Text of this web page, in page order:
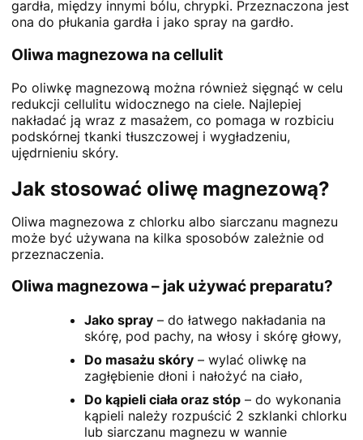
gardła, między innymi bólu, chrypki. Przeznaczona jest
ona do płukania gardła i jako spray na gardło.
Oliwa magnezowa na cellulit
Po oliwkę magnezową można również sięgnąć w celu
redukcji cellulitu widocznego na ciele. Najlepiej
nakładać ją wraz z masażem, co pomaga w rozbiciu
podskórnej tkanki tłuszczowej i wygładzeniu,
ujędrnieniu skóry.
Jak stosować oliwę magnezową?
Oliwa magnezowa z chlorku albo siarczanu magnezu
może być używana na kilka sposobów zależnie od
przeznaczenia.
Oliwa magnezowa – jak używać preparatu?
Jako spray– do łatwego nakładania na
skórę, pod pachy, na włosy i skórę głowy,
Do masażu skóry– wylać oliwkę na
zagłębienie dłoni i nałożyć na ciało,
Do kąpieli ciała oraz stóp– do wykonania
kąpieli należy rozpuścić 2 szklanki chlorku
lub siarczanu magnezu w wannie